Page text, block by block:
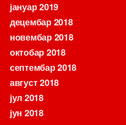
јануар 2019
децембар 2018
новембар 2018
октобар 2018
септембар 2018
август 2018
јул 2018
јун 2018